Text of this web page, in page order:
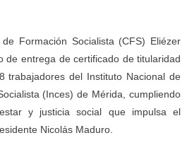
Formación Socialista (CFS) Eliézer
de entrega de certificado de titularidad
trabajadores del Instituto Nacional de
(Inces) de Mérida, cumpliendo
y justicia social que impulsa el
Nicolás Maduro.